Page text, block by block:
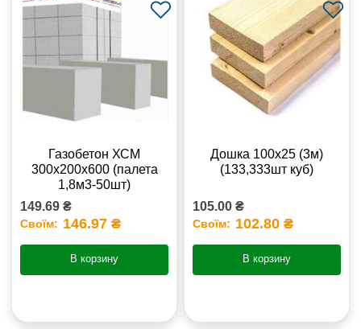
Газобетон ХСМ
300x200x600 (палета
1,8м3-50шт)
149.69 ₴
Своїм: 146.97 ₴
В корзину
Дошка 100х25 (3м)
(133,333шт куб)
105.00 ₴
Своїм: 102.80 ₴
В корзину